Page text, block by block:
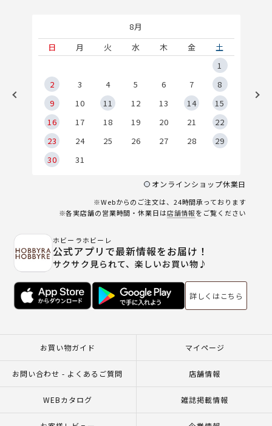
8月
日
月 火 水 木 金
土
1
2
3 4 5 6 7
8
9
10 11 12 13 14
15
16
17 18 19 20 21
22
23
24 25 26 27 28
29
30
31
オンラインショップ休業日
※Webからのご注文は、24時間承っております
※各実店舗の営業時間・休業日は店舗情報をご覧ください
ホビーラホビーレ
公式アプリで最新情報をお届け！
サクサク見られて、楽しいお買い物♪
詳しくはこちら
お買い物ガイド マイページ
お問い合わせ - よくあるご質問 店舗情報
WEBカタログ 雑誌掲載情報